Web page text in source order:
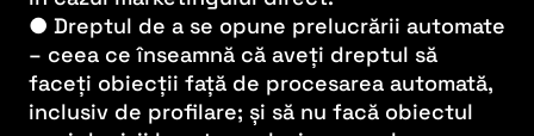
● Dreptul de a se opune prelucrării automate
– ceea ce înseamnă că aveți dreptul să
faceți obiecții față de procesarea automată,
inclusiv de profilare; și să nu facă obiectul